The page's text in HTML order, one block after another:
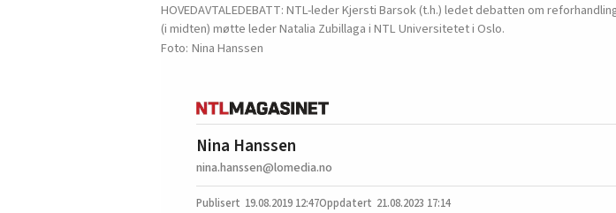
HOVEDAVTALEDEBATT: NTL-leder Kjersti Barsok (t.h.) ledet debatten om
(i midten) møtte leder Natalia Zubillaga i NTL Universitetet i Oslo.
Nina Hanssen
Nina Hanssen
nina.hanssen@lomedia.no
19.08.2019 12:47 21.08.2023 17:14